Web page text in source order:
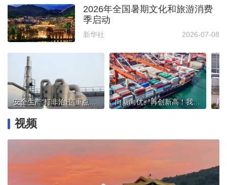
2026年全国暑期文化和旅游消费
季启动
新华社 2026-07-08
安全生产“打非治违”重点明确！这些行为将被严查 向新向优、再创新高！我国多领域发布亮眼“成绩单”
视频